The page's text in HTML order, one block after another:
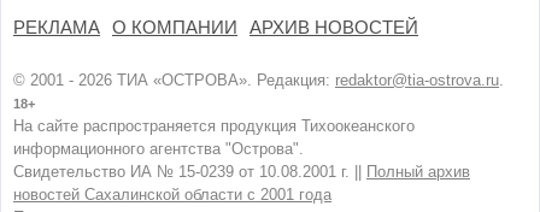
РЕКЛАМА О КОМПАНИИ АРХИВ НОВОСТЕЙ
© 2001 - 2026 ТИА «ОСТРОВА». Редакция: redaktor@tia-ostrova.ru.
18+
На сайте распространяется продукция Тихоокеанского
информационного агентства "Острова".
Свидетельство ИА № 15-0239 от 10.08.2001 г. ||
Полный архив
новостей Сахалинской области с 2001 года